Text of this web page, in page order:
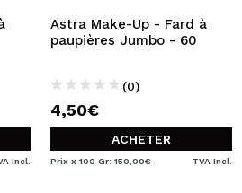
Incl.
Astra Make-Up - Fard à
paupières Jumbo - 60
(0)
4,50€
ACHETER
Prix x 100 Gr: 150,00€ TVA Incl.